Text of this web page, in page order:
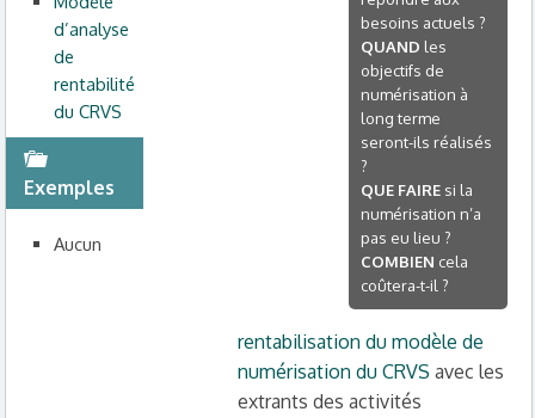
d’analyse
de
rentabilité
du CRVS
Exemples
Aucun
besoins actuels ?
QUAND les
objectifs de
numérisation à
long terme
seront-ils réalisés
?
QUE FAIREsi la
numérisation n’a
pas eu lieu ?
COMBIEN cela
coûtera-t-il ?
rentabilisation du modèle de
numérisation du CRVS avec les
extrants des activités